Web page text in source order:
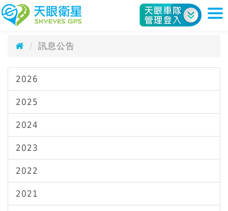
天眼衛星科技股份有限公司
訊息公告News
訊息公告
2026
2025
2024
2023
2022
2021